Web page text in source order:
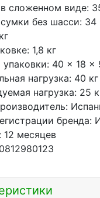
сложенном виде:
без шасси:
1,8 кг
упаковки: 40 × 18 ×
нагрузка: 40 кг
нагрузка: 25
бренда:
12 месяцев